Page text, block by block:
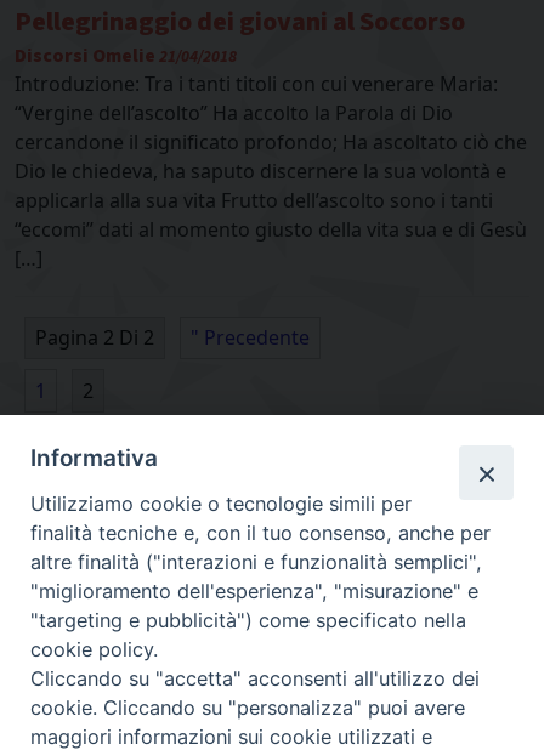
Pellegrinaggio dei giovani al Soccorso
Discorsi Omelie 21/04/2018
Introduzione: Tra i tanti titoli con cui venerare Maria:
“Vergine dell’ascolto” Ha accolto la Parola di Dio
cercandone il significato profondo; Ha ascoltato ciò che
Dio le chiedeva, ha saputo discernere la sua volontà e
applicarla alla sua vita Frutto dell’ascolto sono i tanti
“eccomi” dati al momento giusto della vita sua e di Gesù
[…]
Pagina 2 Di 2
" Precedente
1
2
Diocesi
Informativa
Utilizziamo cookie o tecnologie simili per
finalità tecniche e, con il tuo consenso, anche per
altre finalità ("interazioni e funzionalità semplici",
"miglioramento dell'esperienza", "misurazione" e
"targeting e pubblicità") come specificato nella
cookie policy.
Cliccando su "accetta" acconsenti all'utilizzo dei
cookie. Cliccando su "personalizza" puoi avere
maggiori informazioni sui cookie utilizzati e